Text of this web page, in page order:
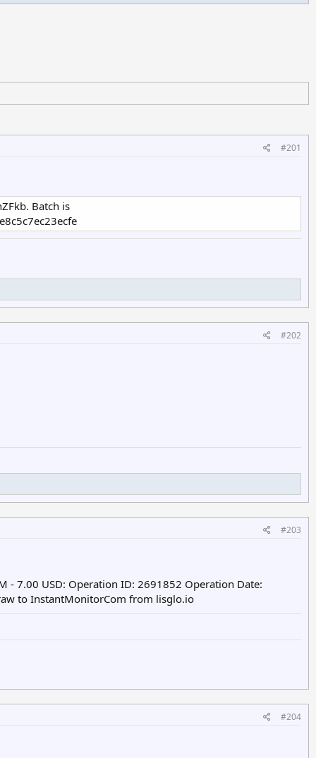
#201
Batch is
#202
#203
- 7.00 USD: Operation ID: 2691852 Operation Date:
to InstantMonitorCom from lisglo.io
#204